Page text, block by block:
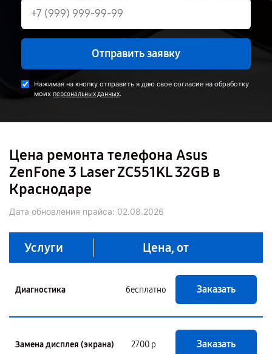
Отправить заявку
Нажимая на кнопку отправить я даю свое согласие на обработку
моих персональных данных.
Цена ремонта телефона Asus
ZenFone 3 Laser ZC551KL 32GB в
Краснодаре
Дата обновления прайса: 02.08.2026
Услуги Цена, от
Диагностика бесплатно Заказать
Замена дисплея (экрана) 2700 р Заказать